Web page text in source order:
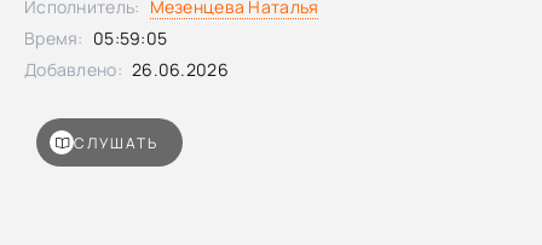
рождения Игоря, представляешь? Ему год! Твоему сыну,
которого ты так хотел! Мы вас, между прочим, ждали, а
вы… – Василиса в больнице, в тяжелом состоянии. Ты
СЛУШАТЬ
Исполнитель: Мезенцева Наталья
Время: 05:59:05
Добавлено: 26.06.2026